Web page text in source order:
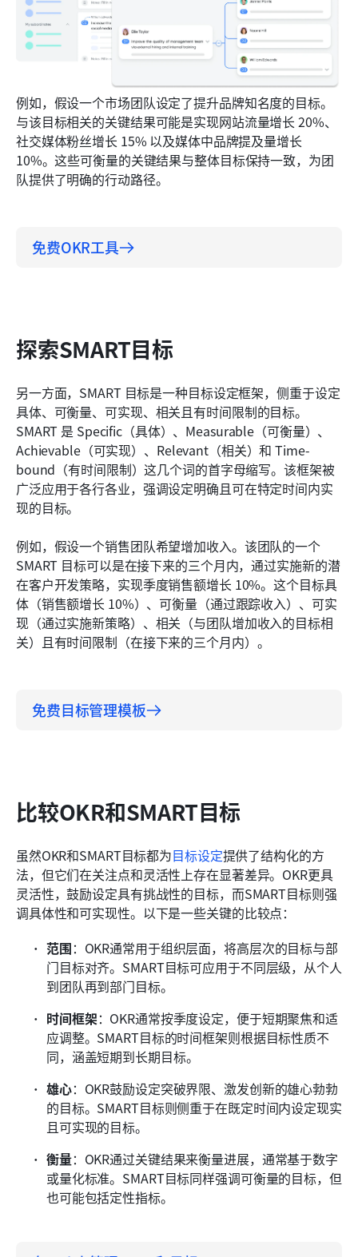
例如，假设一个市场团队设定了提升品牌知名度的目标。
与该目标相关的关键结果可能是实现网站流量增长 20%、
社交媒体粉丝增长 15% 以及媒体中品牌提及量增长
10%。这些可衡量的关键结果与整体目标保持一致，为团
队提供了明确的行动路径。
免费OKR工具
探索SMART目标
另一方面，SMART 目标是一种目标设定框架，侧重于设定
具体、可衡量、可实现、相关且有时间限制的目标。
SMART 是 Specific（具体）、Measurable（可衡量）、
Achievable（可实现）、Relevant（相关）和 Time-
bound（有时间限制）这几个词的首字母缩写。该框架被
广泛应用于各行各业，强调设定明确且可在特定时间内实
现的目标。
例如，假设一个销售团队希望增加收入。该团队的一个
SMART 目标可以是在接下来的三个月内，通过实施新的潜
在客户开发策略，实现季度销售额增长 10%。这个目标具
体（销售额增长 10%）、可衡量（通过跟踪收入）、可实
现（通过实施新策略）、相关（与团队增加收入的目标相
关）且有时间限制（在接下来的三个月内）。
免费目标管理模板
比较OKR和SMART目标
虽然OKR和SMART目标都为目标设定提供了结构化的方
法，但它们在关注点和灵活性上存在显著差异。OKR更具
灵活性，鼓励设定具有挑战性的目标，而SMART目标则强
调具体性和可实现性。以下是一些关键的比较点：
范围：OKR通常用于组织层面，将高层次的目标与部
门目标对齐。SMART目标可应用于不同层级，从个人
到团队再到部门目标。
时间框架：OKR通常按季度设定，便于短期聚焦和适
应调整。SMART目标的时间框架则根据目标性质不
同，涵盖短期到长期目标。
雄心：OKR鼓励设定突破界限、激发创新的雄心勃勃
的目标。SMART目标则侧重于在既定时间内设定现实
且可实现的目标。
衡量：OKR通过关键结果来衡量进展，通常基于数字
或量化标准。SMART目标同样强调可衡量的目标，但
也可能包括定性指标。